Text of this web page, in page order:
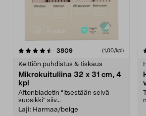
3809arvostelut (1,00/kpl)
Keittiön puhdistus & tiskaus
Mikrokuituliina 32 x 31 cm, 4
kpl
Aftonbladetin "itsestään selvä
suosikki" siiv...
Laji: Harmaa/beige
4.5viidestä